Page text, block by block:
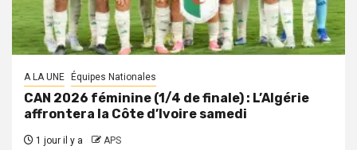
A LA UNE Équipes Nationales
CAN 2026 féminine (1/4 de finale) : L’Algérie
affrontera la Côte d’Ivoire samedi
1 jour il y a APS